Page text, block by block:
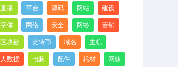
直播 平台 源码 网站 建设
字体 网络 安全 网络 营销
区块链 比特币 域名 主机
大数据 电脑 配件 耗材 网赚